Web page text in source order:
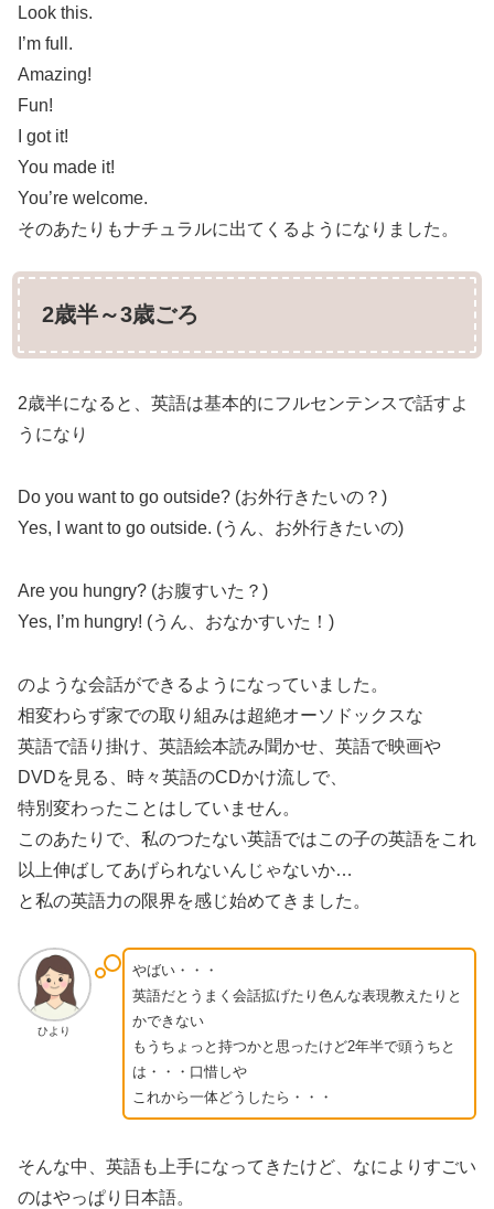
Look this.
I’m full.
Amazing!
Fun!
I got it!
You made it!
You’re welcome.
そのあたりもナチュラルに出てくるようになりました。
2歳半～3歳ごろ
2歳半になると、英語は基本的にフルセンテンスで話すよ
うになり
Do you want to go outside? (お外行きたいの？)
Yes, I want to go outside. (うん、お外行きたいの)
Are you hungry? (お腹すいた？)
Yes, I’m hungry! (うん、おなかすいた！)
のような会話ができるようになっていました。
相変わらず家での取り組みは超絶オーソドックスな
英語で語り掛け、英語絵本読み聞かせ、英語で映画や
DVDを見る、時々英語のCDかけ流しで、
特別変わったことはしていません。
このあたりで、私のつたない英語ではこの子の英語をこれ
以上伸ばしてあげられないんじゃないか…
と私の英語力の限界を感じ始めてきました。
ひより
やばい・・・
英語だとうまく会話拡げたり色んな表現教えたりと
かできない
もうちょっと持つかと思ったけど2年半で頭うちと
は・・・口惜しや
これから一体どうしたら・・・
そんな中、英語も上手になってきたけど、なによりすごい
のはやっぱり日本語。